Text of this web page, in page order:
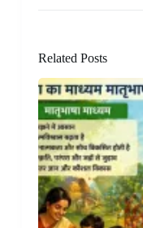
Related Posts